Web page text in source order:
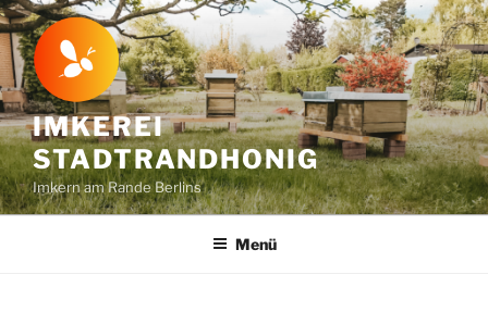
Zum
Inhalt
springen
IMKEREI
STADTRANDHONIG
Imkern am Rande Berlins
Menü